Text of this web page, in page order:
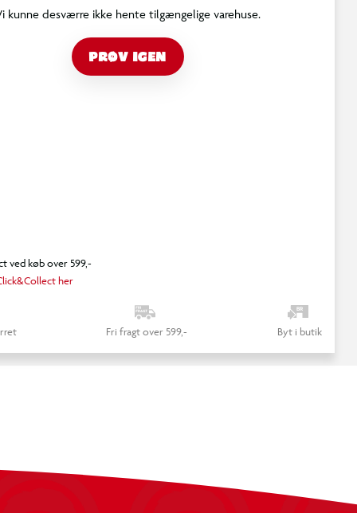
kunne desværre ikke hente tilgængelige varehuse.
PRØV IGEN
ved køb over 599,-
her
Fri fragt over 599,- Byt i butik